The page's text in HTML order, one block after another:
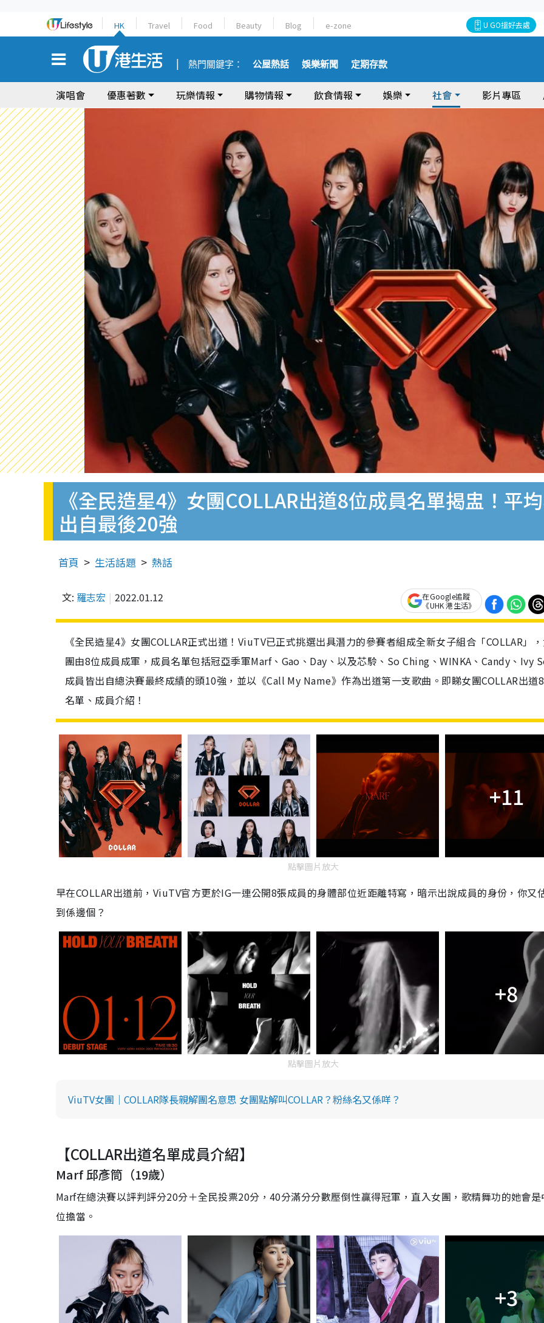
HK Travel Food Beauty Blog e-zone U GO搵好去處
熱門關鍵字： 公屋熱話 娛樂新聞 定期存款
演唱會 優惠著數 玩樂情報 購物情報 飲食情報 娛樂 社會 影片專區
《全民造星4》女團COLLAR出道8位成員名單揭盅！平
出自最後20強
首頁 生活話題 熱話
文: 羅志宏 2022.01.12
在Google追蹤
《UHK 港生活》
《全民造星4》女團COLLAR正式出道！ViuTV已正式挑選出具潛力的參賽者組成全新女子組合「COLLAR」
團由8位成員成軍，成員名單包括冠亞季軍Marf、Gao、Day、以及芯駖、So Ching、WINKA、Candy、Ivy
成員皆出自總決賽最終成績的頭10強，並以《Call My Name》作為出道第一支歌曲。即睇女團COLLAR出道
名單、成員介紹！
+11
點擊圖片放大
早在COLLAR出道前，ViuTV官方更於IG一連公開8張成員的身體部位近距離特寫，暗示出說成員的身份，你又
到係邊個？
+8
點擊圖片放大
ViuTV女團｜COLLAR隊長親解團名意思 女團點解叫COLLAR？粉絲名又係咩？
【COLLAR出道名單成員介紹】
Marf 邱彥筒（19歲）
Marf在總決賽以評判評分20分＋全民投票20分，40分滿分分數壓倒性贏得冠軍，直入女團，歌精舞功的她會是
位擔當。
+3